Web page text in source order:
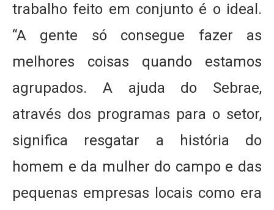
trabalho feito em conjunto é o ideal.
“A gente só consegue fazer as
melhores coisas quando estamos
agrupados. A ajuda do Sebrae,
através dos programas para o setor,
significa resgatar a história do
homem e da mulher do campo e das
pequenas empresas locais como era